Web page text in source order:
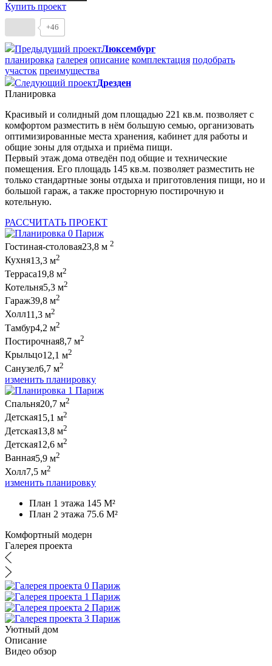
Купить проект
+46
Предыдущий проектЛюксембург
планировка галерея описание комплектация подобрать
участок преимущества
Следующий проектДрезден
Планировка
Красивый и солидный дом площадью 221 кв.м. позволяет с
комфортом разместить в нём большую семью, организовать
оптимизированные места хранения, кабинет для работы и
общие зоны для отдыха и приёма пищи.
Первый этаж дома отведён под общие и технические
помещения. Его площадь 145 кв.м. позволяет разместить не
только стандартные зоны отдыха и приготовления пищи, но и
большой гараж, а также просторную постирочную и
котельную.
РАССЧИТАТЬ ПРОЕКТ
Гостиная-столовая23,8 м 2
Кухня13,3 м2
Терраса19,8 м2
Котельня5,3 м2
Гараж39,8 м2
Холл11,3 м2
Тамбур4,2 м2
Постирочная8,7 м2
Крыльцо12,1 м2
Санузел6,7 м2
изменить планировку
Спальня20,7 м2
Детская15,1 м2
Детская13,8 м2
Детская12,6 м2
Ванная5,9 м2
Холл7,5 м2
изменить планировку
План 1 этажа 145 M²
План 2 этажа 75.6 M²
Комфортный модерн
Галерея проекта
Уютный дом
Описание
Видео обзор